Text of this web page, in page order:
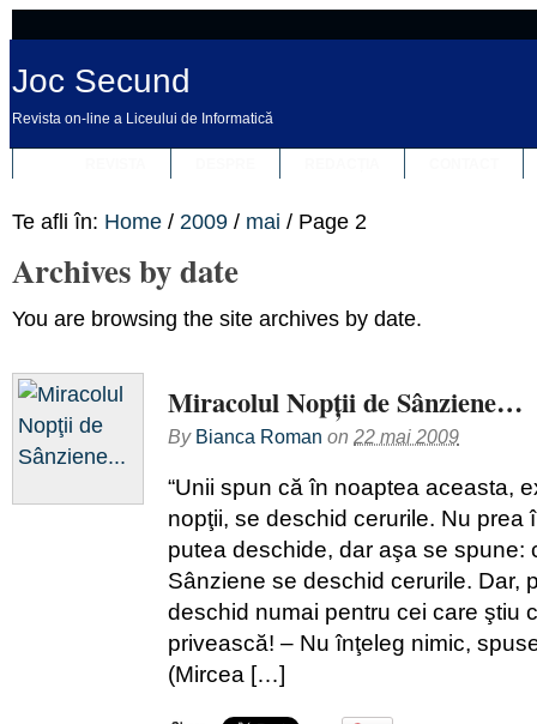
Joc Secund
Revista on-line a Liceului de Informatică
Te afli în: Home / 2009 / mai / Page 2
Archives by date
You are browsing the site archives by date.
Miracolul Nopţii de Sânziene…
By Bianca Roman on 22 mai 2009
“Unii spun că în noaptea aceasta,
nopţii, se deschid cerurile. Nu prea
putea deschide, dar aşa se spune:
Sânziene se deschid cerurile. Dar,
deschid numai pentru cei care ştiu
privească! – Nu înţeleg nimic,
(Mircea […]